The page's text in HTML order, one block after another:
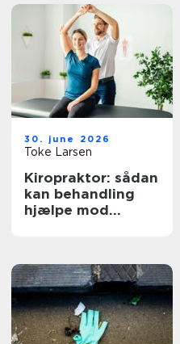
30. june 2026
Toke Larsen
Kiropraktor: sådan
kan behandling
hjælpe mod